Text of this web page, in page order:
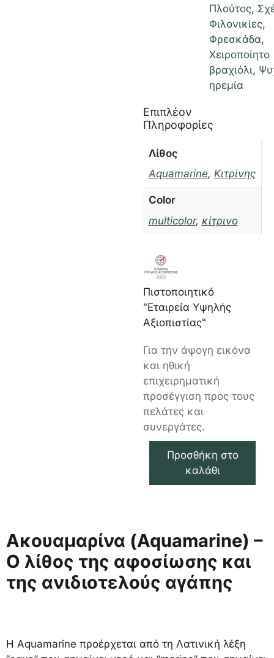
Πλούτος,
Φιλονικίες,
Φρεσκάδα,
Χειροποίητο
βραχιόλι,
ηρεμία
Επιπλέον
Πληροφορίες
Λίθος
Aquamarine, Κιτρίνης
Color
multicolor, κίτρινο
Πιστοποιητικό
"Εταιρεία Υψηλής
Αξιοπιστίας"
Για την άψογη εικόνα
και ηθική
επιχειρηματική
προσέγγιση προς τους
πελάτες και
συνεργάτες.
Προσθήκη στο
καλάθι
Ακουαμαρίνα (Aquamarine) –
Ο λίθος της αφοσίωσης και
της ανιδιοτελούς αγάπης
Η Aquamarine προέρχεται από τη Λατινική λέξη